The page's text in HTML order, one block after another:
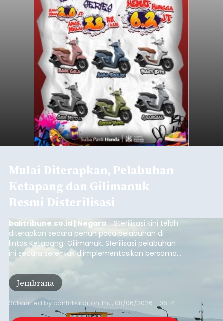
Mulai Diterapkan, Pelabuhan
Ketapang dan Gilimanuk
Resmi Disterilisasi
balitribune.co.id | Negara - Sterilisasi kini telah
diterapkan secara penuh pada pelabuhan di
lintas Ketapang-Gilimanuk. Sterilisasi pelabuhan
ini secara serentak diimplementasikan bersama
empat pelabuhan utama lainnya, yakni
Pelabuhan Merak, Bakauheni, Kayangan, dan
Lembar pada Rabu (5/8/2026).
Jembrana
Submitted by contributor on Thu, 08/06/2026 - 06:14